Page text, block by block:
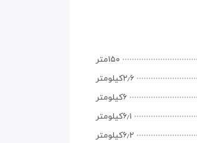
۱۵۰متر
۲٫۶کیلومتر
۶کیلومتر
۶٫۱کیلومتر
۶٫۲کیلومتر